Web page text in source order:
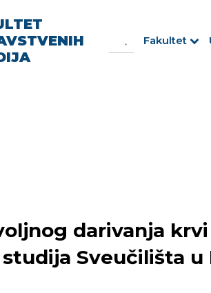
for:
Fakultet
darivanja
Sveučilišta u